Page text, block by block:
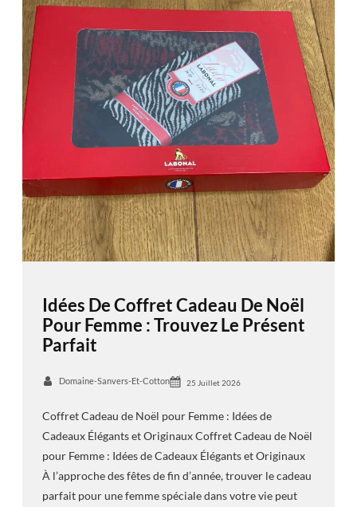
Idées De Coffret Cadeau De Noël
Pour Femme : Trouvez Le Présent
Parfait
Domaine-Sanvers-Et-Cotton 25 Juillet 2026
Coffret Cadeau de Noël pour Femme : Idées de
Cadeaux Élégants et Originaux Coffret Cadeau de Noël
pour Femme : Idées de Cadeaux Élégants et Originaux
À l’approche des fêtes de fin d’année, trouver le cadeau
parfait pour une femme spéciale dans votre vie peut